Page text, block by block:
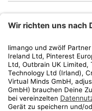
Kundenservice
Shop
Aktionen